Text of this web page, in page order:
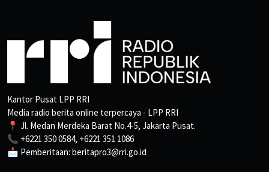
Kantor Pusat LPP RRI
Media radio berita online terpercaya - LPP RRI
📍 Jl. Medan Merdeka Barat No.4-5, Jakarta Pusat.
📞 +6221 350 0584, +6221 351 1086
📩 Pemberitaan: beritapro3@rri.go.id